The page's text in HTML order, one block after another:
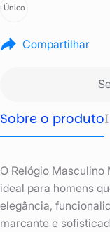
Único
Compartilhar
Sobre o produto
O Relógio Masculino
ideal para homens
elegância,
marcante e